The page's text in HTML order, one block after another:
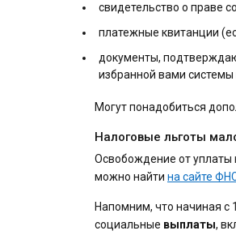
свидетельство о праве
платежные квитанции
документы,
избранной вами
Могут понадобиться
Налоговые льготы
Освобождение от уплаты
можно найти на сайте
Напомним, что начиная с
социальные выплаты,